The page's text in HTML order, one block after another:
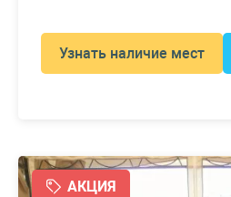
Узнать наличие мест
АКЦИЯ